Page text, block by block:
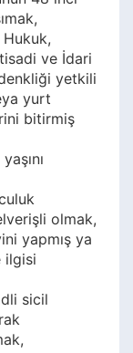
ve İdari
yetkili
yurt
bitirmiş
olmak,
yapmış ya
ilgisi
sicil